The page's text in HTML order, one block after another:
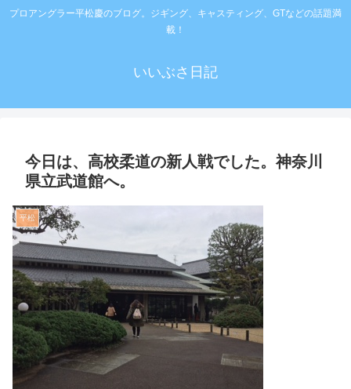
プロアングラー平松慶のブログ。ジギング、キャスティング、GTなどの話題満
載！
いいぶさ日記
今日は、高校柔道の新人戦でした。神奈川
県立武道館へ。
平松